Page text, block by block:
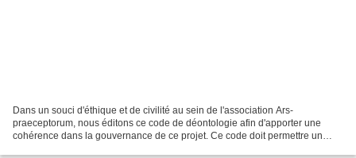
Dans un souci d'éthique et de civilité au sein de l'association Ars-
praeceptorum, nous éditons ce code de déontologie afin d'apporter une
cohérence dans la gouvernance de ce projet. Ce code doit permettre un